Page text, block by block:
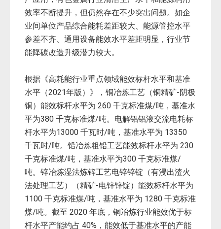
效率不断提升，但仍然存在不少突出问题。如企
业间单位产品综合能耗差距较大、能源管控水平
参差不齐、通用设备能效水平差距明显，行业节
能降碳改造升级潜力较大。
根据《高耗能行业重点领域能效标杆水平和基准
水平（2021年版）》，铜冶炼工艺（铜精矿-阴极
铜）能效标杆水平为 260 千克标准煤/吨，基准水
平为380 千克标准煤/吨。电解铝铝液交流电耗标
杆水平为13000 千瓦时/吨，基准水平为 13350
千瓦时/吨。铅冶炼粗铅工艺能效标杆水平为 230
千克标准煤/吨，基准水平为300 千克标准煤/
吨。锌冶炼湿法炼锌工艺电锌锌锭（有浸出渣火
法处理工艺）（精矿-电锌锌锭）能效标杆水平为
1100 千克标准煤/吨，基准水平为 1280 千克标准
煤/吨。截至 2020 年底，铜冶炼行业能效优于标
杆水平产能约占 40%，能效低于基准水平的产能